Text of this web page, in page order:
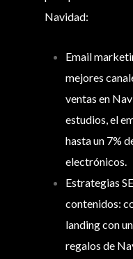
Navidad:
Email
mejores
ventas en
estudios, el
hasta un 7%
electrónicos.
Estrategias
contenidos:
landing con
regalos de